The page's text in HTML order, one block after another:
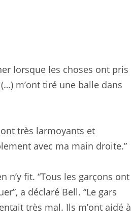
lorsque les choses ont pris
m’ont tiré une balle dans
très larmoyants et
avec ma main droite.”
n’y fit. “Tous les garçons ont
a déclaré Bell. “Le gars
très mal. Ils m’ont aidé à